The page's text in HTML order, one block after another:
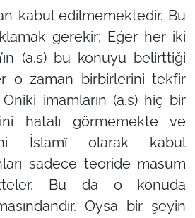
kabul edilmemektedir. Bu
gerekir; Eğer her iki
(a.s) bu konuyu belirttiği
o zaman birbirlerini tekfir
imamların (a.s) hiç bir
hatalı görmemekte ve
İslamî olarak kabul
sadece teoride masum
Bu da o konuda
Oysa bir şeyin